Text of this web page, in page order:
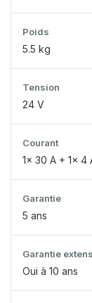
Poids
5.5 kg
Tension
24 V
Courant
1x 30 A + 1x 4
Garantie
5 ans
Garantie
Oui à 10 ans